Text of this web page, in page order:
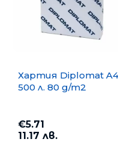
Хартия Diplomat A4
500 л. 80 g/m2
€5.71
11.17 лв.